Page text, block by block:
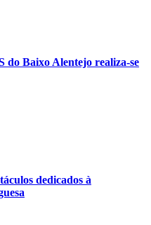
do Baixo Alentejo realiza-se
dedicados à